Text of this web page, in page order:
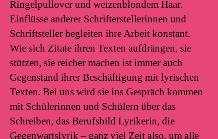
Ringelpullover und weizenblondem Haar.
Einflüsse anderer Schrifterstellerinnen und
Schriftsteller begleiten ihre Arbeit konstant.
Wie sich Zitate ihren Texten aufdrängen, sie
stützen, sie reicher machen ist immer auch
Gegenstand ihrer Beschäftigung mit lyrischen
Texten. Bei uns wird sie ins Gespräch kommen
mit Schülerinnen und Schülern über das
Schreiben, das Berufsbild Lyrikerin, die
Gegenwartslyrik – ganz viel Zeit also, um alle